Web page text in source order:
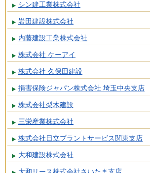
シン建工業株式会社
岩田建設株式会社
内藤建設工業株式会社
株式会社 ケーアイ
株式会社 久保田建設
損害保険ジャパン株式会社 埼玉中央支店
株式会社梨木建設
三栄産業株式会社
株式会社日立プラントサービス関東支店
大和建設株式会社